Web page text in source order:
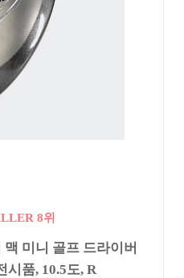
8위
미니 골프 드라이버
시품, 10.5도, R